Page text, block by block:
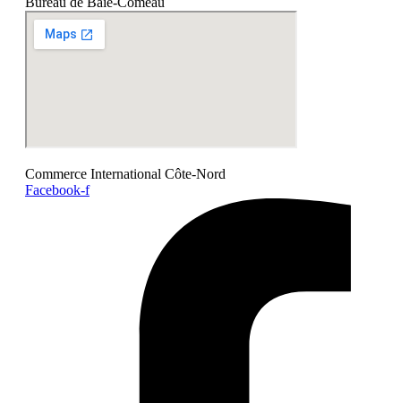
Commerce International Côte-Nord
Facebook-f